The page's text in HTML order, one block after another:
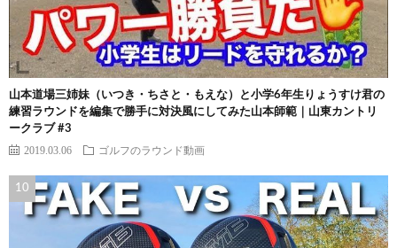
山本道場三姉妹（いつき・ちさと・もえな）と小学6年生りょうすけ君の
練習ラウンドを編集で勝手に対決風にしてみた山本師範｜山東カントリ
ークラブ #3
2019.03.06 ゴルフのラウンド動画